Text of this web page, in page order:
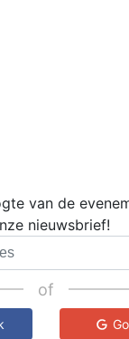
van de
nieuwsbrief!
of